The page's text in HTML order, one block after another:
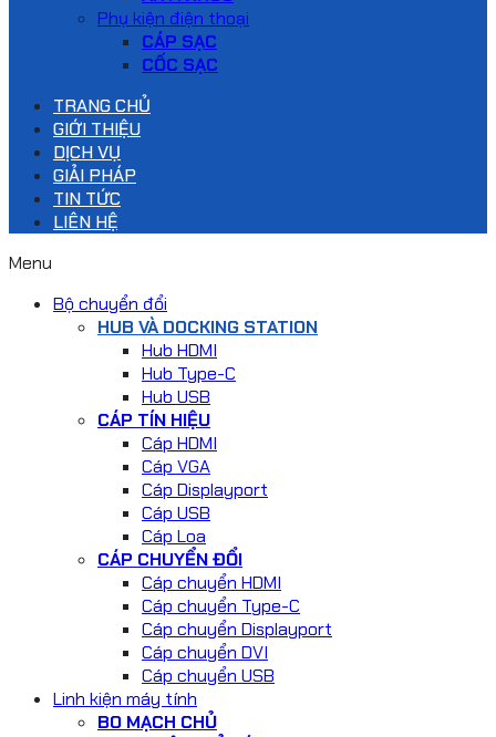
Phụ kiện điện thoại
CÁP SẠC
CỐC SẠC
TRANG CHỦ
GIỚI THIỆU
DỊCH VỤ
GIẢI PHÁP
TIN TỨC
LIÊN HỆ
Menu
Bộ chuyển đổi
HUB VÀ DOCKING STATION
Hub HDMI
Hub Type-C
Hub USB
CÁP TÍN HIỆU
Cáp HDMI
Cáp VGA
Cáp Displayport
Cáp USB
Cáp Loa
CÁP CHUYỂN ĐỔI
Cáp chuyển HDMI
Cáp chuyển Type-C
Cáp chuyển Displayport
Cáp chuyển DVI
Cáp chuyển USB
Linh kiện máy tính
BO MẠCH CHỦ